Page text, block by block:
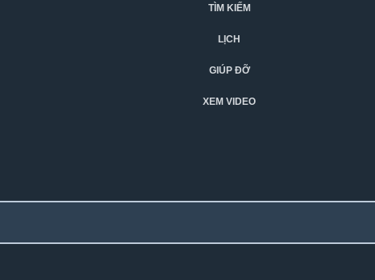
TÌM KIẾM
LỊCH
GIÚP ĐỠ
XEM VIDEO